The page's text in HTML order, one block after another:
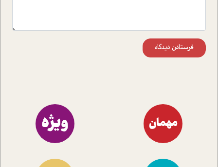
فرستادن دیدگاه
مهمان ویژه